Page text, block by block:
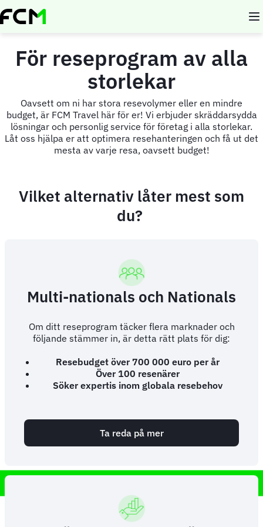
Skip
to
För reseprogram av alla
storlekar
Oavsett om ni har stora resevolymer eller en mindre
budget, är FCM Travel här för er! Vi erbjuder skräddarsydda
lösningar och personlig service för företag i alla storlekar.
Låt oss hjälpa er att optimera resehanteringen och få ut det
mesta av varje resa, oavsett budget!
Vilket alternativ låter mest som
du?
Multi-nationals och Nationals
Om ditt reseprogram täcker flera marknader och
följande stämmer in, är detta rätt plats för dig:
Resebudget över 700 000 euro per år
Över 100 resenärer
Söker expertis inom globala resebehov
Ta reda på mer